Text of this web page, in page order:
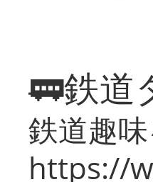
🚃鉄道
鉄道趣
https://